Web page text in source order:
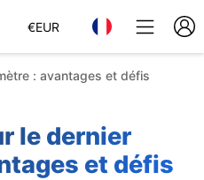
€EUR
: avantages et défis
le dernier
et défis